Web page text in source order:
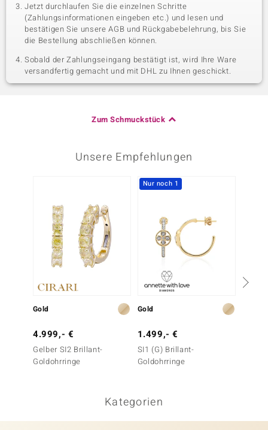
Jetzt durchlaufen Sie die einzelnen Schritte
(Zahlungsinformationen eingeben etc.) und lesen und
bestätigen Sie unsere AGB und Rückgabebelehrung, bis Sie
die Bestellung abschließen können.
Sobald der Zahlungseingang bestätigt ist, wird Ihre Ware
versandfertig gemacht und mit DHL zu Ihnen geschickt.
Zum Schmuckstück
Unsere Empfehlungen
Gold
4.999,- €
Gelber SI2 Brillant-
Goldohrringe
Nur noch 1
Gold
1.499,- €
SI1 (G) Brillant-
Goldohrringe
Kategorien